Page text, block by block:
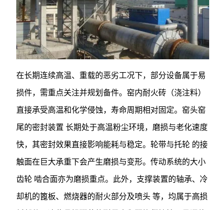
在长期连续高温、重载的恶劣工况下，部分设备属于易
损件，需重点关注并规划备件。窑内耐火砖（浇注料）
直接承受高温和化学侵蚀，寿命周期相对固定。窑头窑
尾的密封装置 长期处于高温粉尘环境，磨损与老化速度
快，其密封效果直接影响能耗与稳定。轮带与托轮 的接
触面在巨大承重下会产生磨损与变形。传动系统的大小
齿轮 啮合面亦为磨损重点。此外，支撑装置的轴承、冷
却机的篦板、燃烧器的耐火部分及喷头 等，均属于高损